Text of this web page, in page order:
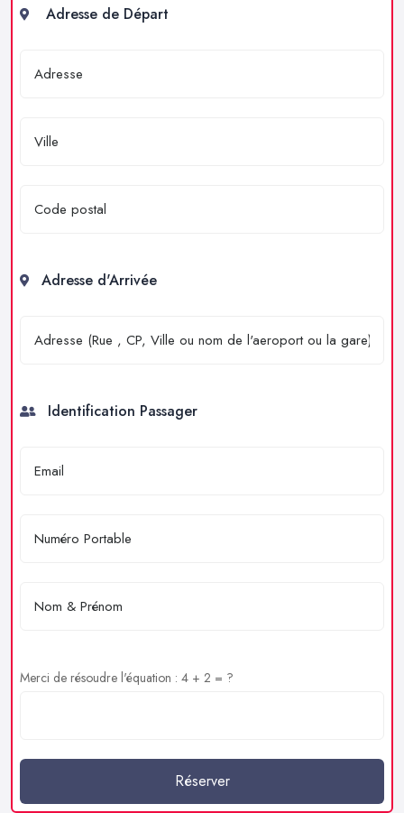
Adresse de Départ
Adresse d'Arrivée
Identification Passager
Merci de résoudre l'équation : 4 + 2 = ?
Réserver